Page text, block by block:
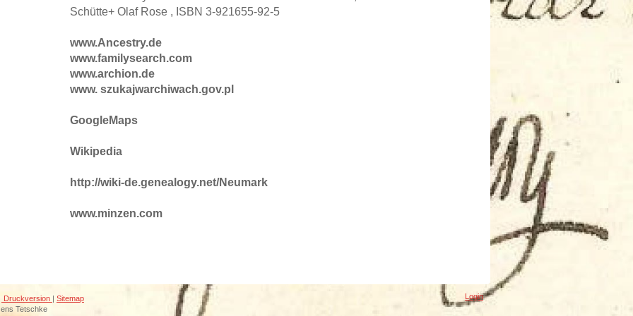
Schütte+ Olaf Rose , ISBN 3-921655-92-5
www.Ancestry.de
www.familysearch.com
www.archion.de
www. szukajwarchiwach.gov.pl
GoogleMaps
Wikipedia
http://wiki-de.genealogy.net/Neumark
www.minzen.com
Druckversion | Sitemap
Tetschke
Login